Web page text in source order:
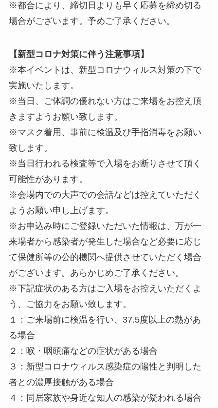
※都合により、締切日よりも早く応募を締め切る
場合がございます。予めご了承ください。
【新型コロナ対策に伴う注意事項】
※本イベントは、新型コロナウィルス対策の下で
実施いたします。
※当日、ご体調の優れない方はご来場をお控え頂
きますようお願い致します。
※マスク着用、事前に検温及び手指消毒をお願い
致します。
※当日行われる検査等で入場をお断りさせて頂く
可能性があります。
※会場内での大声での会話などは控えていただく
ようお願い申し上げます。
※お申込み時にご登録いただいた情報は、万が一
来場者から感染者が発生した場合など必要に応じ
て保健所等の公的機関へ提供させていただく場合
がございます。あらかじめご了承ください。
※下記症状のある方はご入場をお控えいただくよ
う、ご協力をお願い致します。
１：ご来場前に検温を行い、37.5度以上の熱があ
る場合
２：喉・咽頭痛などの症状がある場合
３：新型コロナウィルス感染症の陽性と判明した
者との濃厚接触がある場合
４：同居家族や身近な知人の感染が疑われる場合